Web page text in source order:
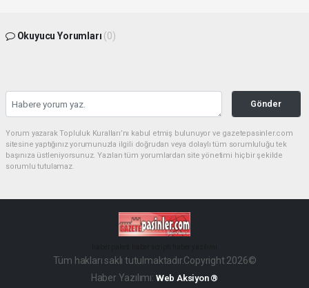
Okuyucu Yorumları (0)
Gönder
Yorum yazarak Topluluk Kuralları’nı kabul etmiş bulunuyor ve gazetepasinler.com
sitesine yaptığınız yorumunuzla ilgili doğrudan veya dolaylı tüm sorumluluğu tek
başınıza üstleniyorsunuz. Yazılan tüm yorumlardan site yönetimi hiçbir şekilde
sorumlu tutulamaz.
Tüm hakları saklı tutulmaktadır.Copyright 2026©
Haber Yazılımı: Web Aksiyon ®